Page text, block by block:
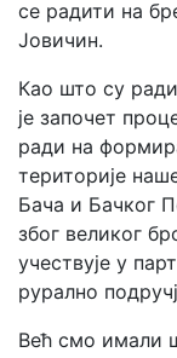
се радити на
Јовичин.
Као што су
је започет
ради на
територије
Бача и Бачког
због великог
учествује у
рурално
Већ смо имали